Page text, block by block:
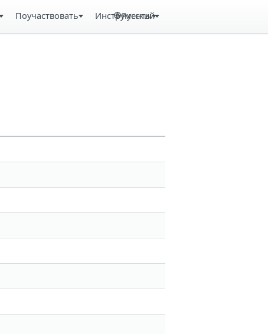
Поучаствовать Инструменты
Русский